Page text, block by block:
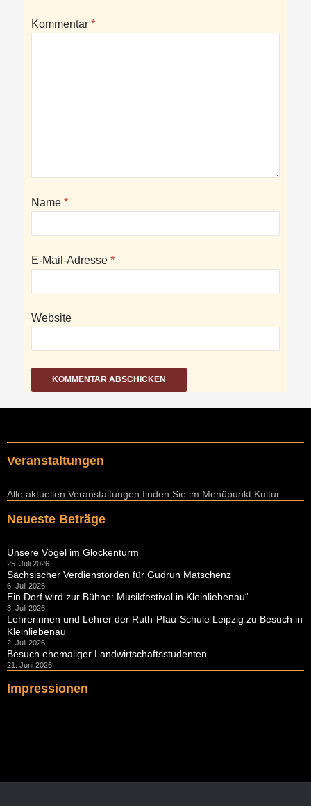
Kommentar *
Name *
E-Mail-Adresse *
Website
Veranstaltungen
Alle aktuellen Veranstaltungen finden Sie im Menüpunkt Kultur.
Neueste Beträge
Unsere Vögel im Glockenturm
25. Juli 2026
Sächsischer Verdienstorden für Gudrun Matschenz
6. Juli 2026
Ein Dorf wird zur Bühne: Musikfestival in Kleinliebenau“
3. Juli 2026
Lehrerinnen und Lehrer der Ruth-Pfau-Schule Leipzig zu Besuch in
Kleinliebenau
2. Juli 2026
Besuch ehemaliger Landwirtschaftsstudenten
21. Juni 2026
Impressionen